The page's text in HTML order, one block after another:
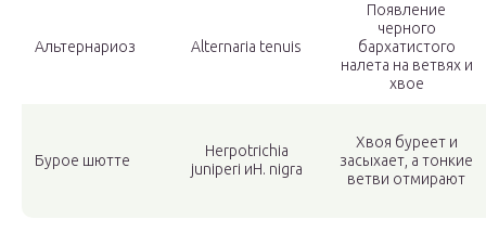
Альтернариоз Alternaria tenuis
Появление
черного
бархатистого
налета на ветвях и
хвое
Бурое шютте
Herpotrichia
juniperi иН. nigra
Хвоя буреет и
засыхает, а тонкие
ветви отмирают